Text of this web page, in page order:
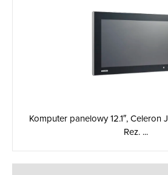
Komputer panelowy 12.1″, Celeron
Rez. ...